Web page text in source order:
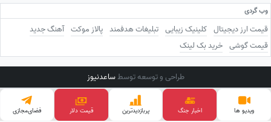
وب گردی
قیمت ارز دیجیتال کلینیک زیبایی تبلیغات هدفمند پالاز موکت آهنگ جدید
قیمت گوشی خرید بک لینک
طراحی و توسعه توسطساعدنیوز
ویدیو ها اخبار جنگ پربازدید‌ترین قیمت دلار فضای‌مجازی